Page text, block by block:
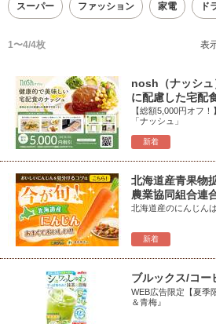
スーパー ファッション 家電 ド
1〜4/4枚 表
新着
nosh（ナッシュ
に配慮した宅配
【総額5,000円オフ
「ナッシュ」
新着
北海道産青果物
農業協同組合連
北海道産のにんじん
ブルックス/コー
WEB広告限定【夏季
＆青梅』